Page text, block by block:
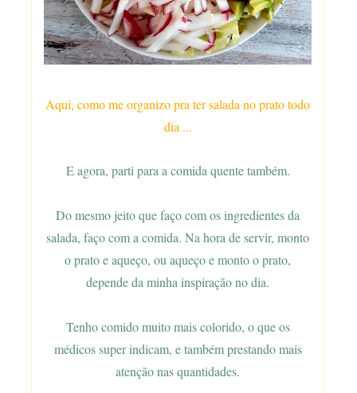
Aqui, como me organizo pra ter salada no prato todo
dia ...
E agora, parti para a comida quente também.
Do mesmo jeito que faço com os ingredientes da
salada, faço com a comida. Na hora de servir, monto
o prato e aqueço, ou aqueço e monto o prato,
depende da minha inspiração no dia.
Tenho comido muito mais colorido, o que os
médicos super indicam, e também prestando mais
atenção nas quantidades.